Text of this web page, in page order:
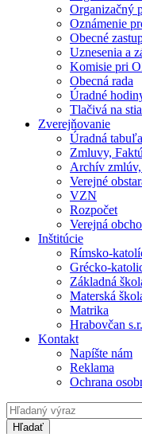
Organizačný
Oznámenie
Obecné
Uznesenia a
Komisie pri
Obecná rada
Úradné
Tlačivá na
Zverejňovanie
Úradná tabuľa
Zmluvy,
Archív
Verejné
VZN
Rozpočet
Verejná
Inštitúcie
Rímsko-
Grécko-
Základná
Materská
Matrika
Hrabovčan
Kontakt
Napíšte nám
Reklama
Ochrana
Hľadať